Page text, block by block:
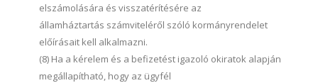
elszámolására és visszatérítésére az
államháztartás számviteléről szóló kormányrendelet
előírásait kell alkalmazni.
(8) Ha a kérelem és a befizetést igazoló okiratok alapján
megállapítható, hogy az ügyfél